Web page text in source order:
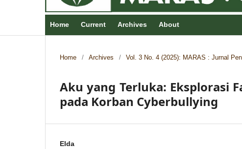
Home Current Archives About
Home / Archives / Vol. 3 No. 4 (2025): MARAS : Jurnal
Aku yang Terluka: Eksplorasi
pada Korban Cyberbullying
Elda